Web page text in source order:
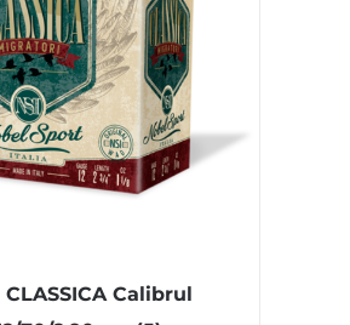
CLASSICA Calibrul